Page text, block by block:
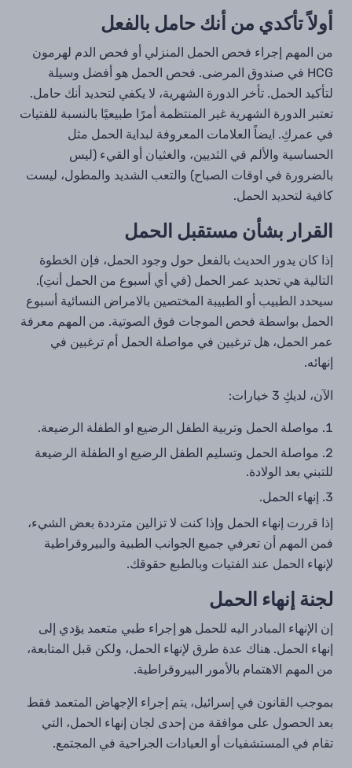
أولاً تأكدي من أنك حامل بالفعل
من المهم إجراء فحص الحمل المنزلي أو فحص الدم لهرمون
HCG في صندوق المرضى. فحص الحمل هو أفضل وسيلة
لتأكيد الحمل. تأخر الدورة الشهرية، لا يكفي لتحديد أنك حامل.
تعتبر الدورة الشهرية غير المنتظمة أمرًا طبيعيًا بالنسبة للفتيات
في عمركِ. ايضاً العلامات المعروفة لبداية الحمل مثل
الحساسية والألم في الثديين، والغثيان أو القيء (ليس
بالضرورة في اوقات الصباح) والتعب الشديد والمطول، ليست
كافية لتحديد الحمل.
القرار بشأن مستقبل الحمل
إذا كان يدور الحديث بالفعل حول وجود الحمل، فإن الخطوة
التالية هي تحديد عمر الحمل (في أي أسبوع من الحمل أنتِ).
سيحدد الطبيب أو الطبيبة المختصين بالامراض النسائية أسبوع
الحمل بواسطة فحص الموجات فوق الصوتية. من المهم معرفة
عمر الحمل، هل ترغبين في مواصلة الحمل أم ترغبين في
إنهائه.
الآن، لديكِ
مواصلة الحمل وتربية الطفل الرضيع او الطفلة الرضيعة.
مواصلة الحمل وتسليم الطفل الرضيع او الطفلة الرضيعة
للتبني بعد الولادة.
إنهاء الحمل.
إذا قررت إنهاء الحمل وإذا كنت لا تزالين مترددة بعض الشيء،
فمن المهم أن تعرفي جميع الجوانب الطبية والبيروقراطية
لإنهاء الحمل عند الفتيات وبالطبع حقوقك.
لجنة إنهاء الحمل
إن الإنهاء المبادر اليه للحمل هو إجراء طبي متعمد يؤدي إلى
إنهاء الحمل. هناك عدة طرق لإنهاء الحمل، ولكن قبل المتابعة،
من المهم الاهتمام بالأمور البيروقراطية.
بموجب القانون في إسرائيل، يتم إجراء الإجهاض المتعمد فقط
بعد الحصول على موافقة من إحدى لجان إنهاء الحمل، التي
تقام في المستشفيات أو العيادات الجراحية في المجتمع.